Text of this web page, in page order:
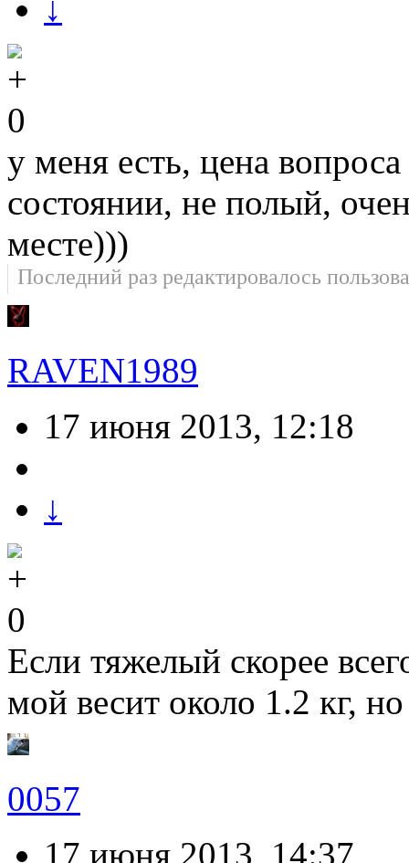
↓
0
у меня есть, цена
состоянии, не полый,
месте)))
Последний раз редактировалось
RAVEN1989
17 июня 2013, 12:18
↓
0
Если тяжелый скорее
мой весит около 1.2 кг,
0057
17 июня 2013, 14:37